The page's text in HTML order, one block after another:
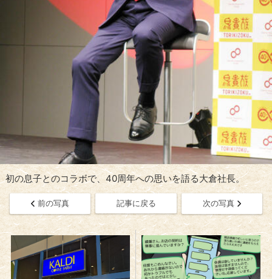
初の息子とのコラボで、40周年への思いを語る大倉社長。
前の写真 記事に戻る 次の写真